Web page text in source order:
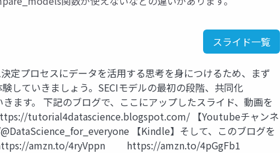
スライド一覧
定プロセスにデータを活用する思考を身につけるため、まず
していきましょう。SECIモデルの最初の段階、共同化
ます。 下記のブログで、ここにアップしたスライド、動画を
tutorial4datascience.blogspot.com/ 【Youtubeチャンネ
【Kindle】そして、このブログを
amzn.to/4ryVppn https://amzn.to/4pGgFb1